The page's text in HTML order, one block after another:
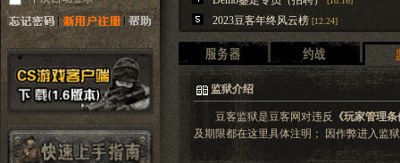
2023豆客年终风云榜 [12.24]
监狱介绍
豆客监狱是豆客网对违反
《玩家管理
及期限都在这里具体注明； 因作弊进入监